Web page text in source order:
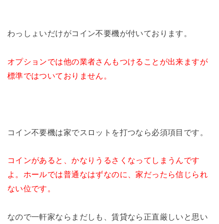
わっしょいだけがコイン不要機が付いております。
オプションでは他の業者さんもつけることが出来ますが
標準ではついておりません。
コイン不要機は家でスロットを打つなら必須項目です。
コインがあると、かなりうるさくなってしまうんです
よ。ホールでは普通なはずなのに、家だったら信じられ
ない位です。
なので一軒家ならまだしも、賃貸なら正直厳しいと思い